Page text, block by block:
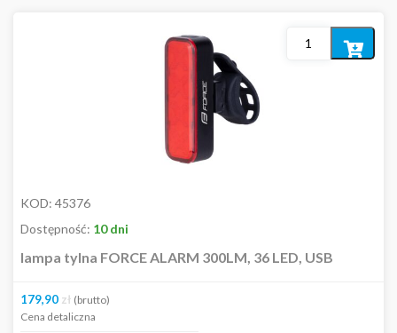
KOD: 45376
Dostępność: 10 dni
lampa tylna FORCE ALARM 300LM, 36 LED, USB
179,90 zł (brutto)
Cena detaliczna
Dodaj